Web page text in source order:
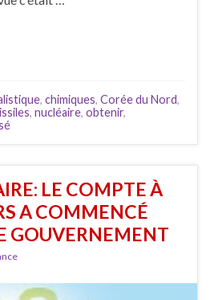
, chimiques, Corée du Nord,
, nucléaire, obtenir,
LE COMPTE À
A COMMENCÉ
GOUVERNEMENT